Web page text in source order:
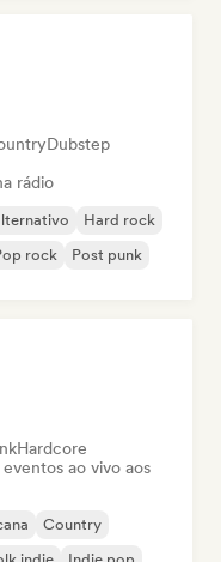
Dubstep
rádio
Hard rock
rock Post punk
Hardcore
ao vivo aos
Country